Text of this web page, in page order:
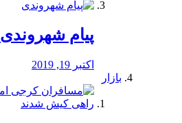
پیام شهروندی
اکتبر 19, 2019
بازار